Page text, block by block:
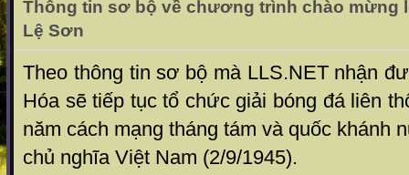
Thông tin sơ bộ về chương trình chào mừng
Lệ Sơn
Theo thông tin sơ bộ mà LLS.NET nhận
Hóa sẽ tiếp tục tổ chức giải bóng đá liên
năm cách mạng tháng tám và quốc khánh
chủ nghĩa Việt Nam (2/9/1945).